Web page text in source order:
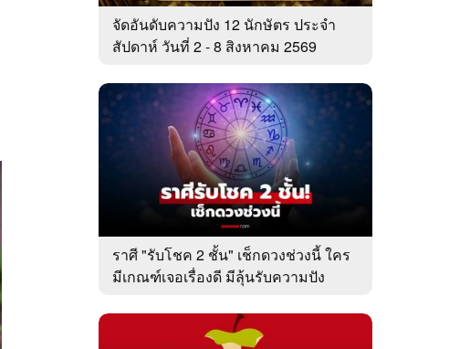
จัดอันดับความปัง 12 นักษัตร ประจำ
สัปดาห์ วันที่ 2 - 8 สิงหาคม 2569
ราศี "รับโชค 2 ชั้น" เช็กดวงช่วงนี้ ใคร
มีเกณฑ์เจอเรื่องดี มีลุ้นรับความปัง